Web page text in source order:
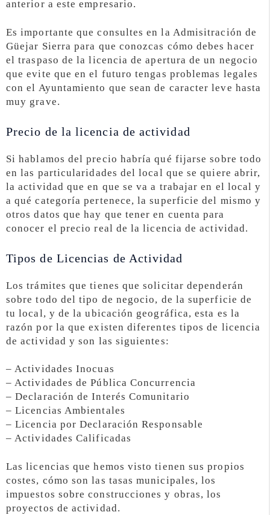
anterior a este empresario.
Es importante que consultes en la Admisitración de
Güejar Sierra para que conozcas cómo debes hacer
el traspaso de la licencia de apertura de un negocio
que evite que en el futuro tengas problemas legales
con el Ayuntamiento que sean de caracter leve hasta
muy grave.
Precio de la licencia de actividad
Si hablamos del precio habría qué fijarse sobre todo
en las particularidades del local que se quiere abrir,
la actividad que en que se va a trabajar en el local y
a qué categoría pertenece, la superficie del mismo y
otros datos que hay que tener en cuenta para
conocer el precio real de la licencia de actividad.
Tipos de Licencias de Actividad
Los trámites que tienes que solicitar dependerán
sobre todo del tipo de negocio, de la superficie de
tu local, y de la ubicación geográfica, esta es la
razón por la que existen diferentes tipos de licencia
de actividad y son las siguientes:
– Actividades Inocuas
– Actividades de Pública Concurrencia
– Declaración de Interés Comunitario
– Licencias Ambientales
– Licencia por Declaración Responsable
– Actividades Calificadas
Las licencias que hemos visto tienen sus propios
costes, cómo son las tasas municipales, los
impuestos sobre construcciones y obras, los
proyectos de actividad.